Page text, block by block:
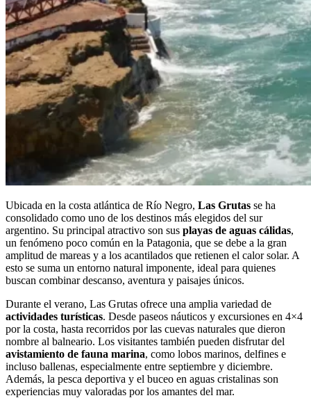
Ubicada en la costa atlántica de Río Negro, Las Grutas se ha
consolidado como uno de los destinos más elegidos del sur
argentino. Su principal atractivo son sus playas de aguas cálidas,
un fenómeno poco común en la Patagonia, que se debe a la gran
amplitud de mareas y a los acantilados que retienen el calor solar. A
esto se suma un entorno natural imponente, ideal para quienes
buscan combinar descanso, aventura y paisajes únicos.
Durante el verano, Las Grutas ofrece una amplia variedad de
actividades turísticas. Desde paseos náuticos y excursiones en 4×4
por la costa, hasta recorridos por las cuevas naturales que dieron
nombre al balneario. Los visitantes también pueden disfrutar del
avistamiento de fauna marina, como lobos marinos, delfines e
incluso ballenas, especialmente entre septiembre y diciembre.
Además, la pesca deportiva y el buceo en aguas cristalinas son
experiencias muy valoradas por los amantes del mar.